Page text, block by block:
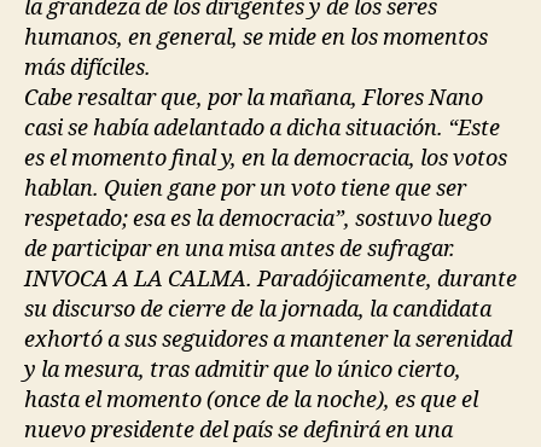
la grandeza de los dirigentes y de los seres
humanos, en general, se mide en los momentos
más difíciles.
Cabe resaltar que, por la mañana, Flores Nano
casi se había adelantado a dicha situación. “Este
es el momento final y, en la democracia, los votos
hablan. Quien gane por un voto tiene que ser
respetado; esa es la democracia”, sostuvo luego
de participar en una misa antes de sufragar.
INVOCA A LA CALMA. Paradójicamente, durante
su discurso de cierre de la jornada, la candidata
exhortó a sus seguidores a mantener la serenidad
y la mesura, tras admitir que lo único cierto,
hasta el momento (once de la noche), es que el
nuevo presidente del país se definirá en una